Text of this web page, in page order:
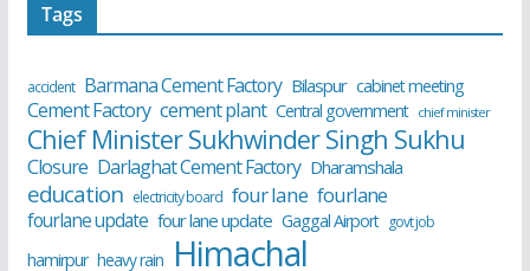
Tags
accident Barmana Cement Factory Bilaspur cabinet meeting
Cement Factory cement plant Central government chief minister
Chief Minister Sukhwinder Singh Sukhu
Closure Darlaghat Cement Factory Dharamshala
education electricity board four lane fourlane
fourlane update four lane update Gaggal Airport govt job
hamirpur heavy rain Himachal